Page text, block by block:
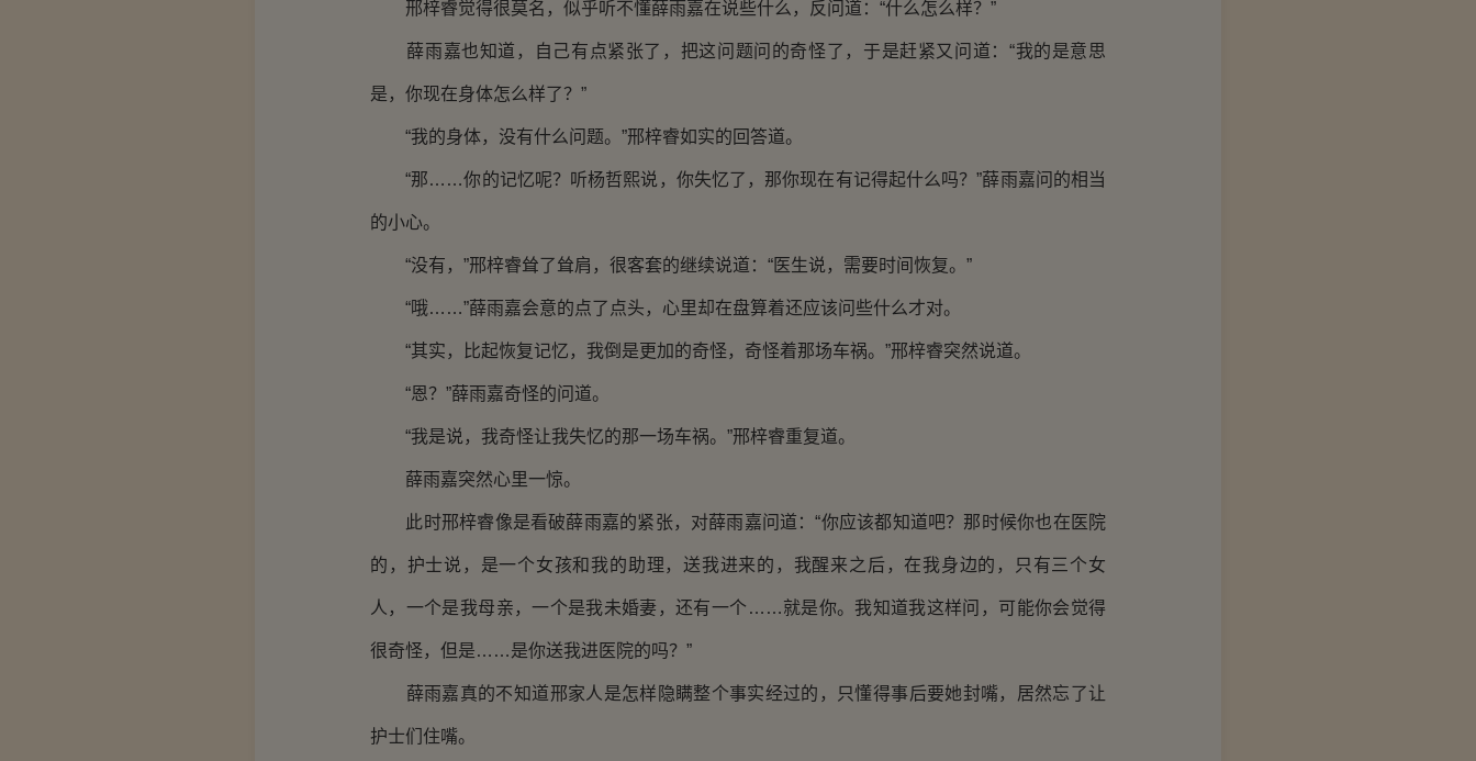
邢梓睿觉得很莫名，似乎听不懂薛雨嘉在说些什么，反问道：“什么怎么样？”
薛雨嘉也知道，自己有点紧张了，把这问题问的奇怪了，于是赶紧又问道：“我的是意思
是，你现在身体怎么样了？”
“我的身体，没有什么问题。”邢梓睿如实的回答道。
“那……你的记忆呢？听杨哲熙说，你失忆了，那你现在有记得起什么吗？”薛雨嘉问的相当
的小心。
“没有，”邢梓睿耸了耸肩，很客套的继续说道：“医生说，需要时间恢复。”
“哦……”薛雨嘉会意的点了点头，心里却在盘算着还应该问些什么才对。
“其实，比起恢复记忆，我倒是更加的奇怪，奇怪着那场车祸。”邢梓睿突然说道。
“恩？”薛雨嘉奇怪的问道。
“我是说，我奇怪让我失忆的那一场车祸。”邢梓睿重复道。
薛雨嘉突然心里一惊。
此时邢梓睿像是看破薛雨嘉的紧张，对薛雨嘉问道：“你应该都知道吧？那时候你也在医院
的，护士说，是一个女孩和我的助理，送我进来的，我醒来之后，在我身边的，只有三个女
人，一个是我母亲，一个是我未婚妻，还有一个……就是你。我知道我这样问，可能你会觉得
很奇怪，但是……是你送我进医院的吗？”
薛雨嘉真的不知道邢家人是怎样隐瞒整个事实经过的，只懂得事后要她封嘴，居然忘了让
护士们住嘴。